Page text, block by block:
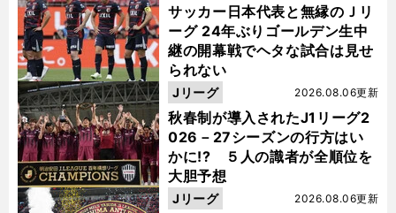
サッカー日本代表と無縁のＪリ
ーグ 24年ぶりゴールデン生中
継の開幕戦でヘタな試合は見せ
られない
秋春制が導入されたJ1リーグ2
026－27シーズンの行方はい
かに!? ５人の識者が全順位を
大胆予想
2026.08.06更新
Jリーグ
2026.08.06更新
Jリーグ